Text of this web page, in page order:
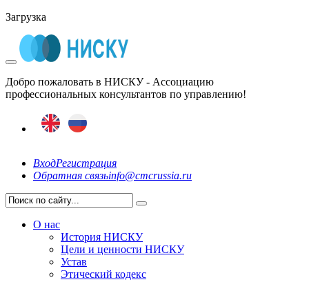
Загрузка
Добро пожаловать в НИСКУ - Ассоциацию
профессиональных консультантов по управлению!
ВходРегистрация
Обратная связьinfo@cmcrussia.ru
О нас
История НИСКУ
Цели и ценности НИСКУ
Устав
Этический кодекс